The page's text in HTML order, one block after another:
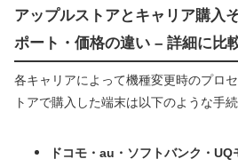
アップルストアとキャリア購入
ポート・価格の違い – 詳細に比
各キャリアによって機種変更時のプロ
トアで購入した端末は以下のような手
ドコモ・au・ソフトバンク・UQ